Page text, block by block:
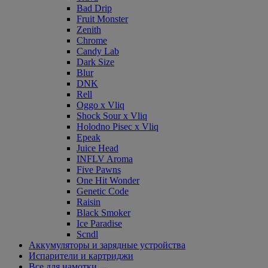
Bad Drip
Fruit Monster
Zenith
Chrome
Candy Lab
Dark Size
Blur
DNK
Rell
Oggo x Vliq
Shock Sour x Vliq
Holodno Pisec x Vliq
Epeak
Juice Head
INFLV Aroma
Five Pawns
One Hit Wonder
Genetic Code
Raisin
Black Smoker
Ice Paradise
Scndl
Аккумуляторы и зарядные устройства
Испарители и картриджи